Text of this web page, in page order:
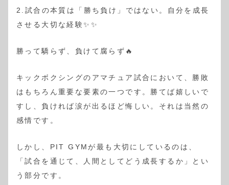
2.試合の本質は「勝ち負け」ではない。自分を成長
させる大切な経験✨✨
勝って驕らず、負けて腐らず🔥
キックボクシングのアマチュア試合において、勝敗
はもちろん重要な要素の一つです。勝てば嬉しいで
すし、負ければ涙が出るほど悔しい。それは当然の
感情です。
しかし、PIT GYMが最も大切にしているのは、
「試合を通じて、人間としてどう成長するか」とい
う部分です。